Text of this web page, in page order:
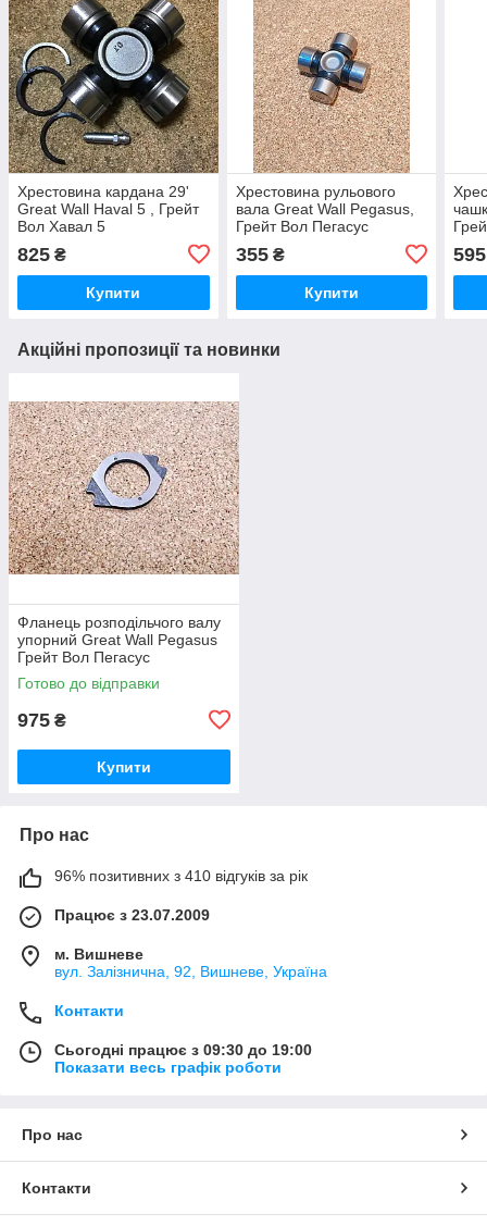
Хрестовина кардана 29'
Great Wall Haval 5 , Грейт
Вол Хавал 5
825 ₴
Купити
Хрестовина рульового
вала Great Wall Pegasus,
Грейт Вол Пегасус
355₴
Купити
595
Акційні пропозиції та новинки
Фланець розподільчого валу
упорний Great Wall Pegasus
Грейт Вол Пегасус
Готово до відправки
975 ₴
Купити
Про нас
96% позитивних з 410 відгуків за рік
Працює з 23.07.2009
м. Вишневе
вул. Залізнична, 92, Вишневе, Україна
Контакти
Сьогодні працює з 09:30 до 19:00
Показати весь графік роботи
Про нас
Контакти